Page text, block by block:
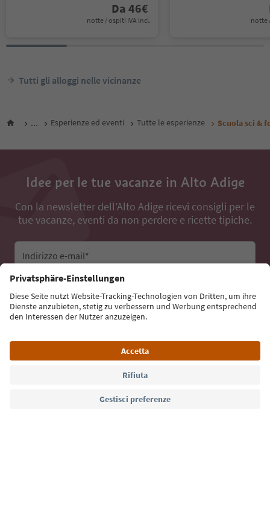
Da 46€
notte / ospiti IVA incl. notte
Tutti gli alloggi nelle vicinanze
... Esperienze ed eventi Tutte le esperienze Scuola sci &
Idee per le tue vacanze in Alto Adige
Con la newsletter dell’Alto Adige ricevi consigli per le
tue vacanze, eventi da non perdere e ricette tipiche.
Indirizzo e-mail*
Iscriviti alla newsletter